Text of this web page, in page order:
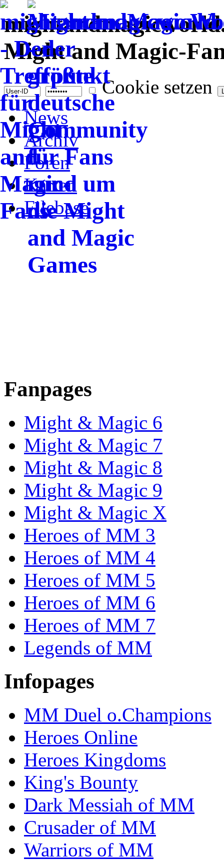
Might and Magic-
Cookie setzen
News
Archiv
Foren
Karten
Filebase
Fanpages
Might & Magic 6
Might & Magic 7
Might & Magic 8
Might & Magic 9
Might & Magic X
Heroes of MM 3
Heroes of MM 4
Heroes of MM 5
Heroes of MM 6
Heroes of MM 7
Legends of MM
Infopages
MM Duel o.Champions
Heroes Online
Heroes Kingdoms
King's Bounty
Dark Messiah of MM
Crusader of MM
Warriors of MM